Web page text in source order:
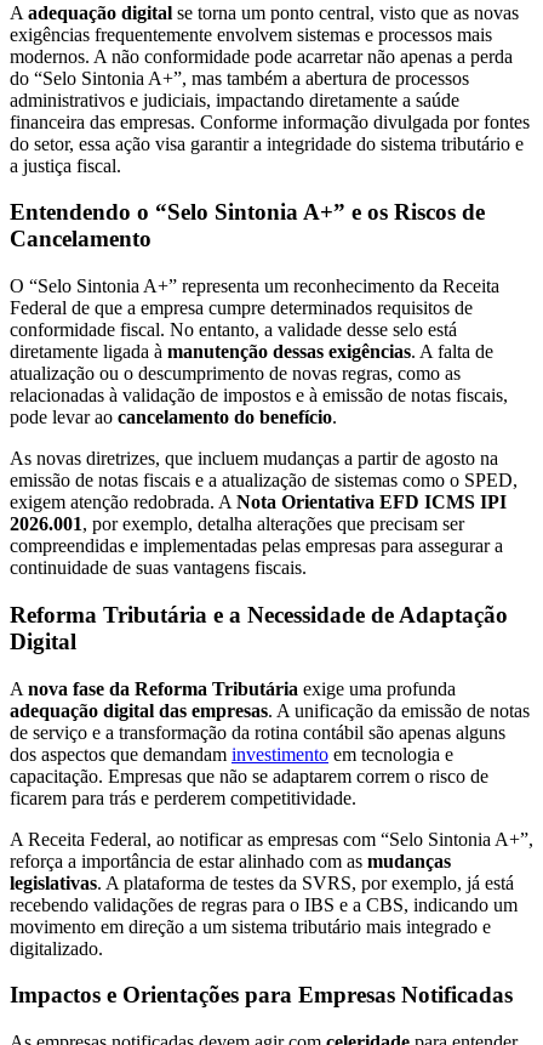
A adequação digital se torna um ponto central, visto que as novas
exigências frequentemente envolvem sistemas e processos mais
modernos. A não conformidade pode acarretar não apenas a perda
do “Selo Sintonia A+”, mas também a abertura de processos
administrativos e judiciais, impactando diretamente a saúde
financeira das empresas. Conforme informação divulgada por fontes
do setor, essa ação visa garantir a integridade do sistema tributário e
a justiça fiscal.
Entendendo o “Selo Sintonia A+” e os Riscos de
Cancelamento
O “Selo Sintonia A+” representa um reconhecimento da Receita
Federal de que a empresa cumpre determinados requisitos de
conformidade fiscal. No entanto, a validade desse selo está
diretamente ligada à manutenção dessas exigências. A falta de
atualização ou o descumprimento de novas regras, como as
relacionadas à validação de impostos e à emissão de notas fiscais,
pode levar ao cancelamento do benefício.
As novas diretrizes, que incluem mudanças a partir de agosto na
emissão de notas fiscais e a atualização de sistemas como o SPED,
exigem atenção redobrada. A Nota Orientativa EFD ICMS IPI
2026.001, por exemplo, detalha alterações que precisam ser
compreendidas e implementadas pelas empresas para assegurar a
continuidade de suas vantagens fiscais.
Reforma Tributária e a Necessidade de Adaptação
Digital
A nova fase da Reforma Tributária exige uma profunda
adequação digital das empresas. A unificação da emissão de notas
de serviço e a transformação da rotina contábil são apenas alguns
dos aspectos que demandam investimento em tecnologia e
capacitação. Empresas que não se adaptarem correm o risco de
ficarem para trás e perderem competitividade.
A Receita Federal, ao notificar as empresas com “Selo Sintonia A+”,
reforça a importância de estar alinhado com as mudanças
legislativas. A plataforma de testes da SVRS, por exemplo, já está
recebendo validações de regras para o IBS e a CBS, indicando um
movimento em direção a um sistema tributário mais integrado e
digitalizado.
Impactos e Orientações para Empresas Notificadas